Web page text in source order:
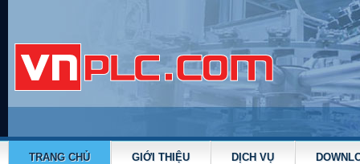
TRANG CHỦ GIỚI THIỆU DỊCH VỤ